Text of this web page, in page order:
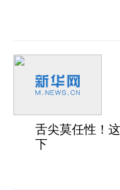
舌尖莫任性！
下